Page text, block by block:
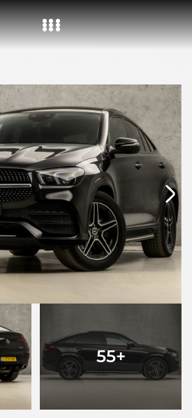
Aanbod
Diensten
Over ons
Vacature
Contact
55+